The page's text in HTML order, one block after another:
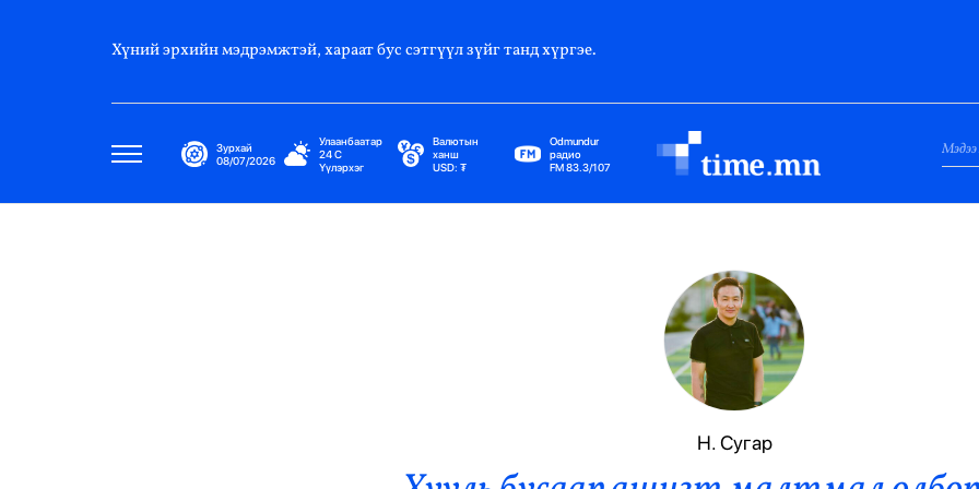
Хүний эрхийн мэдрэмжтэй, хараат бус сэтгүүл зүйг танд хүргэе.
Зурхай
08/07/2026
Улаанбаатар
24C
Үүлэрхэг
Валютын
ханш
USD: ₮
Odmundur
радио
FM 83.3/107
Гадаад Харилцаа
Элчин Сайд
Парламент
Засгийн Газар
Н. Сугар